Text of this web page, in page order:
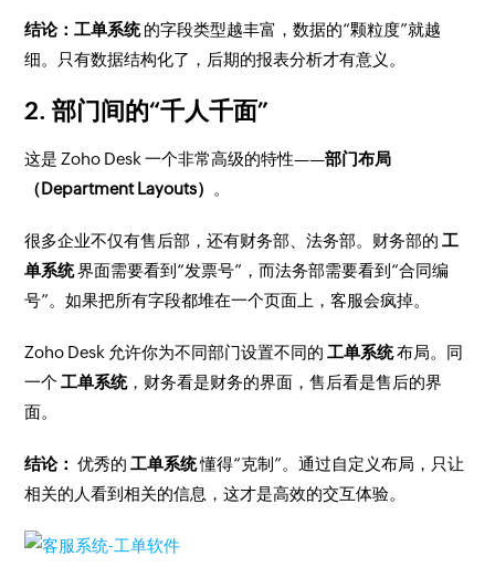
结论：工单系统的字段类型越丰富，数据的“颗粒度”就越
细。只有数据结构化了，后期的报表分析才有意义。
2. 部门间的“千人千面”
这是 Zoho Desk 一个非常高级的特性——部门布局
（Department Layouts） 。
很多企业不仅有售后部，还有财务部、法务部。财务部的工
单系统界面需要看到“发票号”，而法务部需要看到“合同编
号”。如果把所有字段都堆在一个页面上，客服会疯掉。
Zoho Desk 允许你为不同部门设置不同的工单系统布局。同
一个工单系统，财务看是财务的界面，售后看是售后的界
面。
结论： 优秀的工单系统懂得“克制”。通过自定义布局，只让
相关的人看到相关的信息，这才是高效的交互体验。